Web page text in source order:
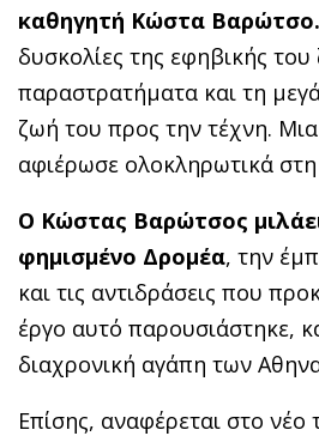
καθηγητή Κώστα Βαρώτσο.
δυσκολίες της εφηβικής
παραστρατήματα και τη
ζωή του προς την τέχνη.
αφιέρωσε ολoκληρωτικά
Ο Κώστας Βαρώτσος
φημισμένο Δρομέα, την
και τις αντιδράσεις που
έργο αυτό παρουσιάστηκε,
διαχρονική αγάπη των
Επίσης, αναφέρεται στο νέο